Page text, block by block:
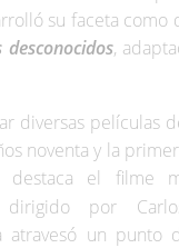
su faceta
desconocidos,
diversas películas
noventa y la
el filme
dirigido por
atravesó un